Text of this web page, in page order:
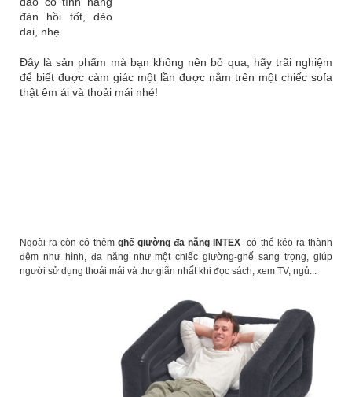
đàn hồi tốt, dẻo
dai, nhẹ.
Đây là sản phẩm mà bạn không nên bỏ qua, hãy trãi nghiệm
để biết được cảm giác một lần được nằm trên một chiếc sofa
thật êm ái và thoải mái nhé!
Ngoài ra còn có thêmghế giường đa năng INTEX có thể kéo ra thành
đệm như hình, đa năng như một chiếc giường-ghế sang trọng, giúp
người sử dụng thoái mái và thư giãn nhất khi đọc sách, xem TV, ngủ...